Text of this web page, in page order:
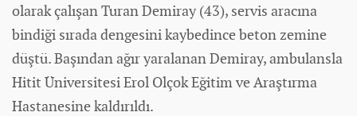
olarak çalışan Turan Demiray (43), servis aracına
bindiği sırada dengesini kaybedince beton zemine
düştü. Başından ağır yaralanan Demiray, ambulansla
Hitit Üniversitesi Erol Olçok Eğitim ve Araştırma
Hastanesine kaldırıldı.